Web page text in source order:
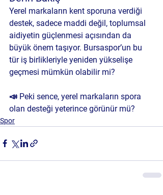
Yerel markaların kent sporuna verdiği
destek, sadece maddi değil, toplumsal
aidiyetin güçlenmesi açısından da
büyük önem taşıyor. Bursaspor’un bu
tür iş birlikleriyle yeniden yükselişe
geçmesi mümkün olabilir mi?
📣 Peki sence, yerel markaların spora
olan desteği yeterince görünür mü?
Spor